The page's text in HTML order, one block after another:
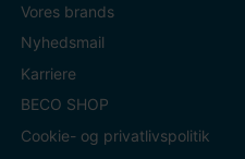
Vores brands
Nyhedsmail
Karriere
BECO SHOP
Cookie- og privatlivspolitik